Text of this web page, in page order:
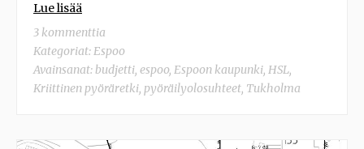
Lue lisää
3 kommenttia
Kategoriat:Espoo
Avainsanat: budjetti, espoo, Espoon kaupunki, HSL,
Kriittinen pyöräretki, pyöräilyolosuhteet, Tukholma